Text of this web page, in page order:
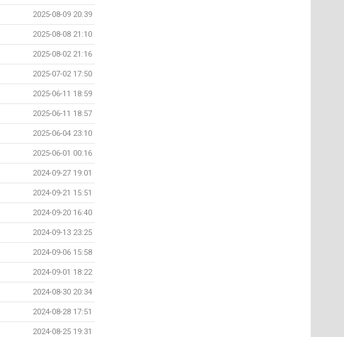
2025-08-09 20:39
2025-08-08 21:10
2025-08-02 21:16
2025-07-02 17:50
2025-06-11 18:59
2025-06-11 18:57
2025-06-04 23:10
2025-06-01 00:16
2024-09-27 19:01
2024-09-21 15:51
2024-09-20 16:40
2024-09-13 23:25
2024-09-06 15:58
2024-09-01 18:22
2024-08-30 20:34
2024-08-28 17:51
2024-08-25 19:31